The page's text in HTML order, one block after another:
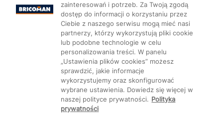
Ustawienia plików cookie
zainteresowań i potrzeb. Za Twoją zgodą
dostęp do informacji o korzystaniu przez
Ciebie z naszego serwisu mogą mieć nasi
partnerzy, którzy wykorzystują pliki cookie
lub podobne technologie w celu
personalizowania treści. W panelu
„Ustawienia plików cookies” możesz
sprawdzić, jakie informacje
wykorzystujemy oraz skonfigurować
wybrane ustawienia. Dowiedz się więcej w
naszej polityce prywatności. Polityka
prywatności